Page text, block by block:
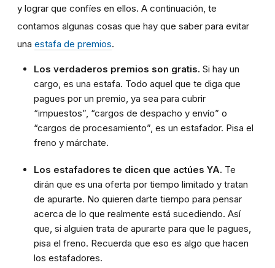
y lograr que confíes en ellos. A continuación, te
contamos algunas cosas que hay que saber para evitar
una estafa de premios.
Los verdaderos premios son gratis. Si hay un
cargo, es una estafa. Todo aquel que te diga que
pagues por un premio, ya sea para cubrir
“impuestos”, “cargos de despacho y envío” o
“cargos de procesamiento”, es un estafador. Pisa el
freno y márchate.
Los estafadores te dicen que actúes YA. Te
dirán que es una oferta por tiempo limitado y tratan
de apurarte. No quieren darte tiempo para pensar
acerca de lo que realmente está sucediendo. Así
que, si alguien trata de apurarte para que le pagues,
pisa el freno. Recuerda que eso es algo que hacen
los estafadores.